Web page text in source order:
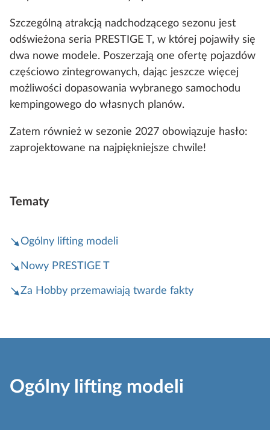
Szczególną atrakcją nadchodzącego sezonu jest
odświeżona seria PRESTIGE T, w której pojawiły się
dwa nowe modele. Poszerzają one ofertę pojazdów
częściowo zintegrowanych, dając jeszcze więcej
możliwości dopasowania wybranego samochodu
kempingowego do własnych planów.
Zatem również w sezonie 2027 obowiązuje hasło:
zaprojektowane na najpiękniejsze chwile!
Tematy
Ogólny lifting modeli
Nowy PRESTIGE T
Za Hobby przemawiają twarde fakty
Ogólny lifting modeli